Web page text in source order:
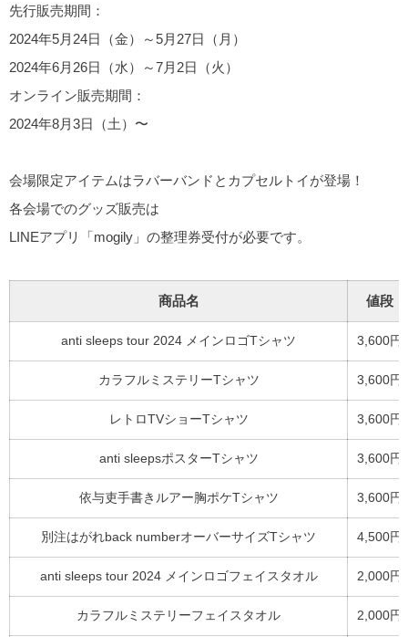
先行販売期間：
2024年5月24日（金）～5月27日（月）
2024年6月26日（水）～7月2日（火）
オンライン販売期間：
2024年8月3日（土）〜
会場限定アイテムはラバーバンドとカプセルトイが登場！
各会場でのグッズ販売は
LINEアプリ「mogily」の整理券受付が必要です。
商品名 値段
anti sleeps tour 2024 メインロゴTシャツ 3,600円
カラフルミステリーTシャツ 3,600円
レトロTVショーTシャツ 3,600円
anti sleepsポスターTシャツ 3,600円
依与吏手書きルアー胸ポケTシャツ 3,600円
別注はがれback numberオーバーサイズTシャツ 4,500円
anti sleeps tour 2024 メインロゴフェイスタオル 2,000円
カラフルミステリーフェイスタオル 2,000円